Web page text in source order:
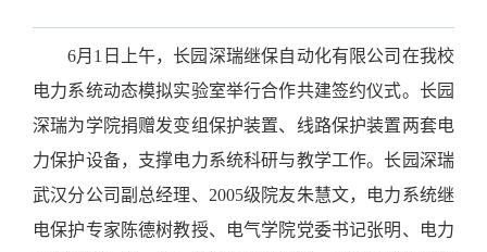
6月1日上午，长园深瑞继保自动化有限公司在我校
电力系统动态模拟实验室举行合作共建签约仪式。长园
深瑞为学院捐赠发变组保护装置、线路保护装置两套电
力保护设备，支撑电力系统科研与教学工作。长园深瑞
武汉分公司副总经理、 2005级院友朱慧文，
电力系统继
电保护专家陈德树教授、
电气学院党委书记张明、电力